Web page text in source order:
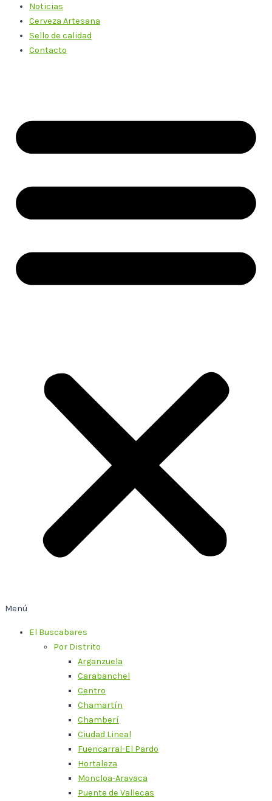
Noticias
Cerveza Artesana
Sello de calidad
Contacto
Menú
El Buscabares
Por Distrito
Arganzuela
Carabanchel
Centro
Chamartín
Chamberí
Ciudad Lineal
Fuencarral-El Pardo
Hortaleza
Moncloa-Aravaca
Puente de Vallecas